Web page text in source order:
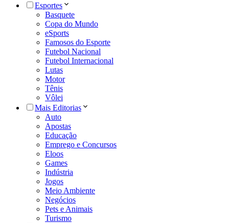
Esportes
Basquete
Copa do Mundo
eSports
Famosos do Esporte
Futebol Nacional
Futebol Internacional
Lutas
Motor
Tênis
Vôlei
Mais Editorias
Auto
Apostas
Educação
Emprego e Concursos
Eloos
Games
Indústria
Jogos
Meio Ambiente
Negócios
Pets e Animais
Turismo